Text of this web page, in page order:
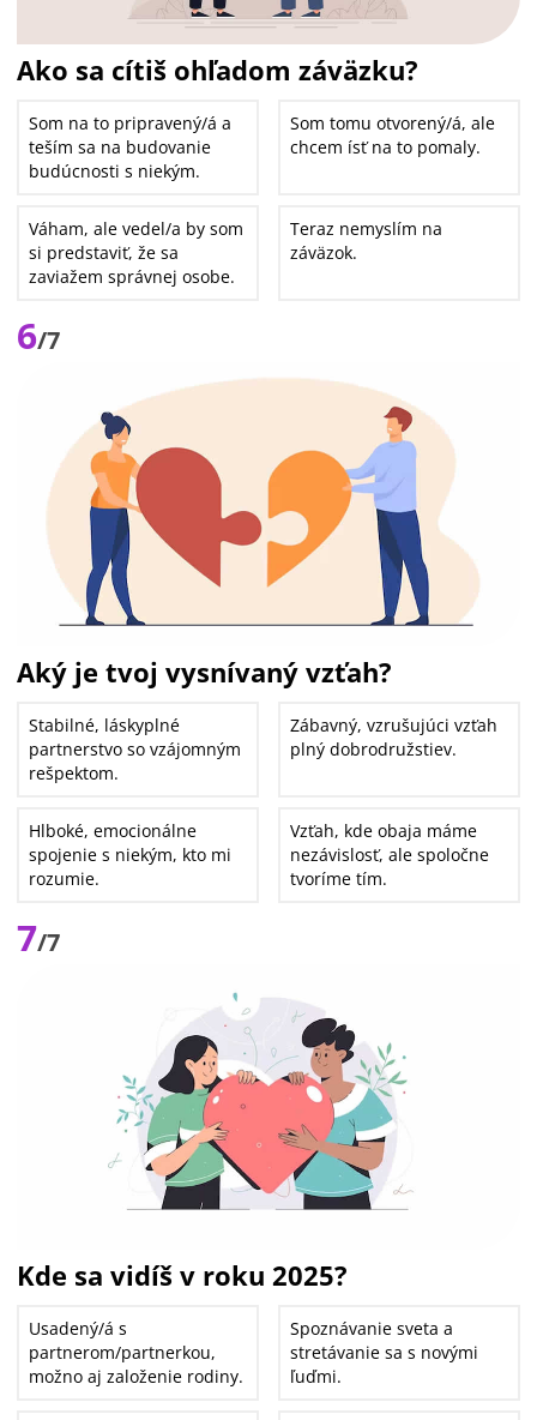
Ako sa cítiš ohľadom záväzku?
Som na to pripravený/á a
teším sa na budovanie
budúcnosti s niekým.
Som tomu otvorený/á, ale
chcem ísť na to pomaly.
Váham, ale vedel/a by som
si predstaviť, že sa
zaviažem správnej osobe.
Teraz nemyslím na
záväzok.
6/7
Aký je tvoj vysnívaný vzťah?
Stabilné, láskyplné
partnerstvo so vzájomným
rešpektom.
Zábavný, vzrušujúci vzťah
plný dobrodružstiev.
Hlboké, emocionálne
spojenie s niekým, kto mi
rozumie.
Vzťah, kde obaja máme
nezávislosť, ale spoločne
tvoríme tím.
7/7
Kde sa vidíš v roku 2025?
Usadený/á s
partnerom/partnerkou,
možno aj založenie rodiny.
Spoznávanie sveta a
stretávanie sa s novými
ľuďmi.